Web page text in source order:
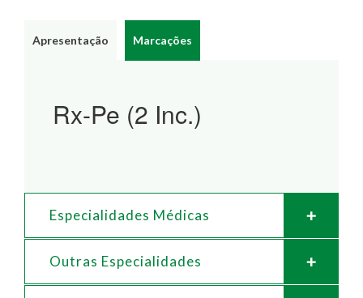
Apresentação Marcações
Rx-Pe (2 Inc.)
Especialidades Médicas
Outras Especialidades